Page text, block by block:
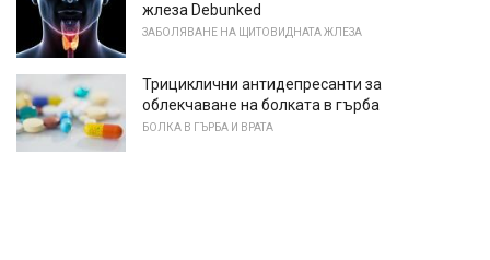
жлеза Debunked
ЗАБОЛЯВАНЕ НА ЩИТОВИДНАТА ЖЛЕЗА
Трициклични антидепресанти за
облекчаване на болката в гърба
БОЛКА В ГЪРБА И ВРАТА